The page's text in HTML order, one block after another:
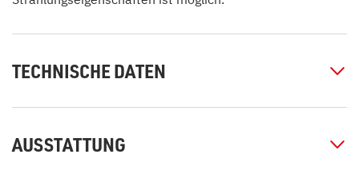
TECHNISCHE DATEN
AUSSTATTUNG